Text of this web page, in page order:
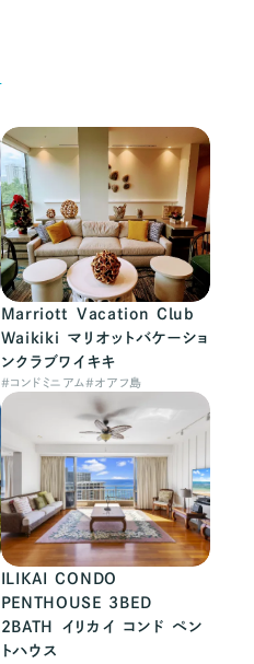
Marriott Vacation Club
Waikiki マリオットバケーショ
ンクラブワイキキ
#コンドミニアム #オアフ島
ILIKAI CONDO
PENTHOUSE 3BED
2BATH イリカイ コンド ペン
トハウス